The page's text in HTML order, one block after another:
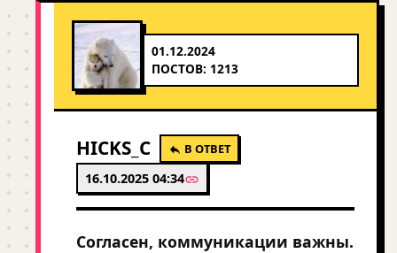
01.12.2024
ПОСТОВ: 1213
HICKS_C В ОТВЕТ
16.10.2025 04:34
Согласен, коммуникации важны.